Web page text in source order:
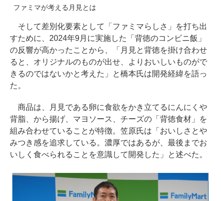
ファミマが考える月見とは
そして差別化要素として「ファミマらしさ」を打ち出
すために、2024年9月に実施した「背徳のコンビニ飯」
の反響が高かったことから、「月見と背徳を掛け合わせ
ると、オリジナルのものが出せ、よりおいしいものがで
きるのではないかと考えた」と橋本氏は開発経緯を語っ
た。
商品は、月見である卵に食欲をかき立てるにんにくや
背脂、から揚げ、マヨソース、チーズの「背徳食材」を
組み合わせていることが特徴。笠原氏は「おいしさとや
みつき感を追求している。濃厚ではあるが、最後までお
いしく食べられることを意識して開発した」と述べた。